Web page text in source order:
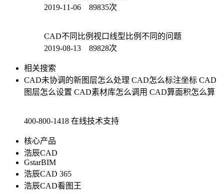
2019-11-06 89835次
CAD不同比例视口线型比例不同的问题
2019-08-13 89828次
相关搜索
CAD未协调的新图层怎么处理 CAD怎么标注坐标 CAD
图层怎么设置 CAD素材库怎么调用 CAD算面积怎么算
400-800-1418 在线技术支持
核心产品
浩辰CAD
GstarBIM
浩辰CAD 365
浩辰CAD看图王